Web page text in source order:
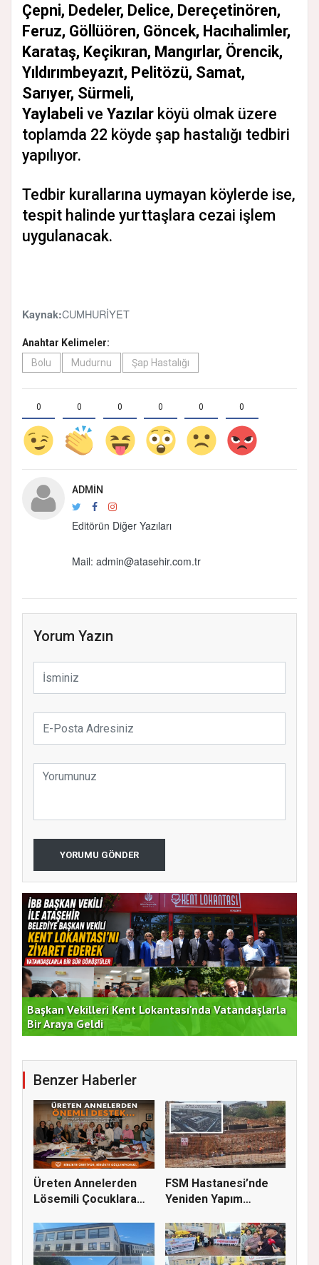
Çepni, Dedeler, Delice, Dereçetinören,
Feruz, Göllüören, Göncek, Hacıhalimler,
Karataş, Keçikıran, Mangırlar, Örencik,
Yıldırımbeyazıt, Pelitözü, Samat,
Sarıyer, Sürmeli,
Yaylabeli ve Yazılar köyü olmak üzere
toplamda 22 köyde şap hastalığı tedbiri
yapılıyor.
Tedbir kurallarına uymayan köylerde ise,
tespit halinde yurttaşlara cezai işlem
uygulanacak.
Kaynak:CUMHURİYET
Anahtar Kelimeler:
Bolu
Mudurnu Şap Hastalığı
0 0 0 0 0 0
ADMIN
Editörün Diğer Yazıları
Mail: admin@atasehir.com.tr
Yorum Yazın
YORUMU GÖNDER
Duran Acar'dan İlk Adım: "Büyük Ataşehir
Buluşması"
Benzer Haberler
Üreten Annelerden
Lösemili Çocuklara
FSM Hastanesi’nde
Yeniden Yapım